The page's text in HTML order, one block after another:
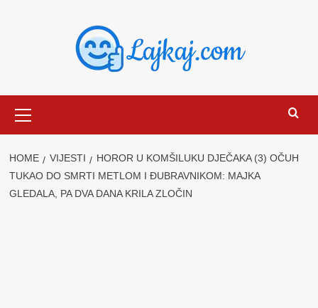
Menu
HOME VIJESTI
HOROR U KOMŠILUKU DJEČAKA (3) OČUH
TUKAO DO SMRTI METLOM I ĐUBRAVNIKOM: MAJKA
GLEDALA, PA DVA DANA KRILA ZLOČIN